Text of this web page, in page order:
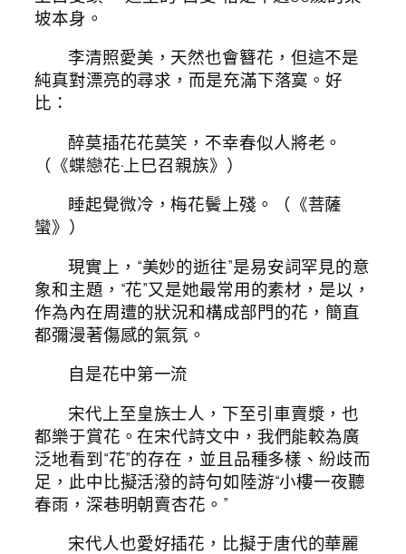
坡本身。
李清照愛美，天然也會簪花，但這不是
純真對漂亮的尋求，而是充滿下落寞。好
比：
醉莫插花花莫笑，不幸春似人將老。
（《蝶戀花·上巳召親族》）
睡起覺微冷，梅花鬢上殘。（《菩薩
蠻》）
現實上，“美妙的逝往”是易安詞罕見的意
象和主題，“花”又是她最常用的素材，是以，
作為內在周遭的狀況和構成部門的花，簡直
都彌漫著傷感的氣氛。
自是花中第一流
宋代上至皇族士人，下至引車賣漿，也
都樂于賞花。在宋代詩文中，我們能較為廣
泛地看到“花”的存在，並且品種多樣、紛歧而
足，此中比擬活潑的詩句如陸游“小樓一夜聽
春雨，深巷明朝賣杏花。”
宋代人也愛好插花，比擬于唐代的華麗